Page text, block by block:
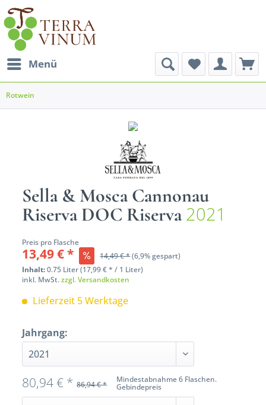
Menü
Rotwein
Sella & Mosca Cannonau
Riserva DOC Riserva2021
Preis pro Flasche
13,49 € * 14,49 € *(6,9% gespart)
Inhalt:0.75 Liter (17,99 € * / 1 Liter)
inkl. MwSt.zzgl. Versandkosten
Lieferzeit 5 Werktage
Jahrgang:
Mindestabnahme 6 Flaschen.
Gebindepreis
80,94 € * 86,94 € *